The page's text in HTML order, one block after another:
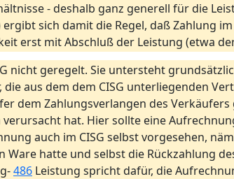
- deshalb ganz generell für die
sich damit die Regel, daß Zahlung
erst mit Abschluß der Leistung (etwa
nicht geregelt. Sie untersteht
aus dem dem CISG unterliegenden
dem Zahlungsverlangen des
hat. Hier sollte eine
auch im CISG selbst vorgesehen,
hatte und selbst die Rückzahlung
486 Leistung spricht dafür, die